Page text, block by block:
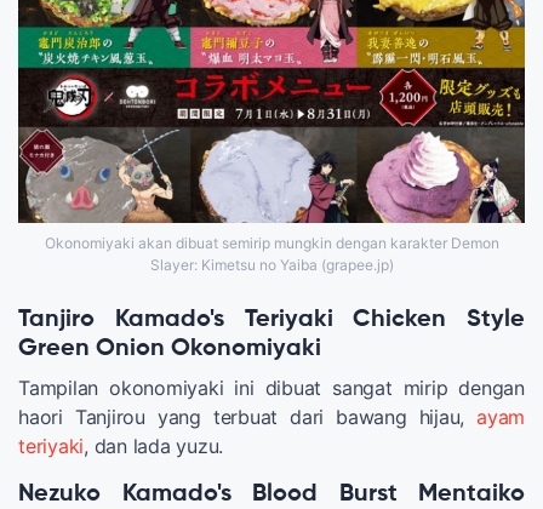
Okonomiyaki akan dibuat semirip mungkin dengan karakter Demon
Slayer: Kimetsu no Yaiba (grapee.jp)
Tanjiro Kamado's Teriyaki Chicken Style
Green Onion Okonomiyaki
Tampilan okonomiyaki ini dibuat sangat mirip dengan
haori Tanjirou yang terbuat dari bawang hijau, ayam
teriyaki, dan lada yuzu.
Nezuko Kamado's Blood Burst Mentaiko